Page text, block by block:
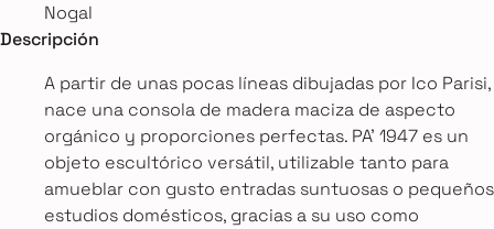
Nogal
Descripción
A partir de unas pocas líneas dibujadas por Ico Parisi,
nace una consola de madera maciza de aspecto
orgánico y proporciones perfectas. PA’ 1947 es un
objeto escultórico versátil, utilizable tanto para
amueblar con gusto entradas suntuosas o pequeños
estudios domésticos, gracias a su uso como